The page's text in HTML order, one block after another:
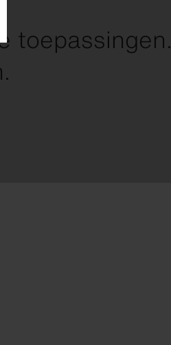
toepassingen.